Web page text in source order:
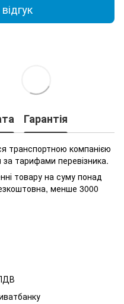
Гарантія
транспортною компанією
тарифами перевізника.
товару на суму понад
менше 3000